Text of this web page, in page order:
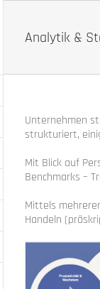
Analytik &
Unternehmen
strukturiert,
Mit Blick auf
Benchmarks –
Mittels
Handeln